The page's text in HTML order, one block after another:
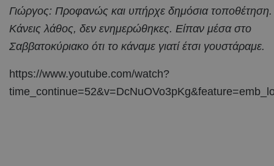
Γιώργος: Προφανώς και υπήρχε δημόσια τοποθέτηση.
Κάνεις λάθος, δεν ενημερώθηκες. Είπαν μέσα στο
Σαββατοκύριακο ότι το κάναμε γιατί έτσι γουστάραμε.
https://www.youtube.com/watch?